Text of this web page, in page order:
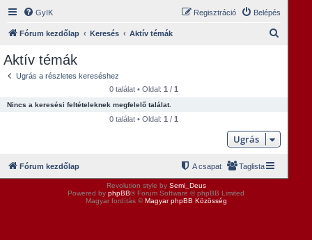
GyIK Belépés
Regisztráció
Fórum kezdőlap Keresés Aktív témák
s
Aktív témák
Ugrás a részletes kereséshez
0 találat • Oldal:1 /1
Nincs a keresési feltételeknek megfelelő találat.
0 találat • Oldal:1 /1
Ugrás
Fórum kezdőlap Taglista
A csapat
Revolution style by Semi_Deus
Powered by phpBB® Forum Software © phpBB Limited
Magyar fordítás ©Magyar phpBB Közösség